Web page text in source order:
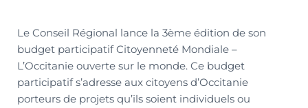
Le Conseil Régional lance la 3ème édition de son
budget participatif Citoyenneté Mondiale –
L’Occitanie ouverte sur le monde. Ce budget
participatif s’adresse aux citoyens d’Occitanie
porteurs de projets qu’ils soient individuels ou